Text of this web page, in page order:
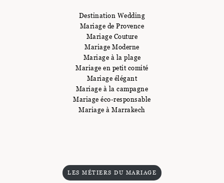
Destination Wedding
Mariage de Provence
Mariage Couture
Mariage Moderne
Mariage à la plage
Mariage en petit comité
Mariage élégant
Mariage à la campagne
Mariage éco-responsable
Mariage à Marrakech
LES MÉTIERS DU MARIAGE